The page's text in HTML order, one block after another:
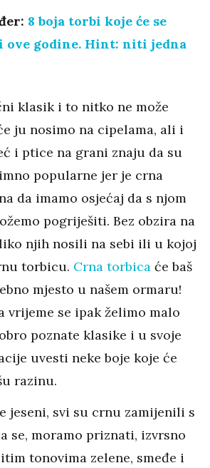
8 boja torbi koje će se
ove godine. Hint: niti jedna
klasik i to nitko ne može
ju nosimo na cipelama, ali i
i ptice na grani znaju da su
popularne jer je crna
da imamo osjećaj da s njom
pogriješiti. Bez obzira na
njih nosili na sebi ili u kojoj
torbicu. Crna torbica će baš
mjesto u našem ormaru!
vrijeme se ipak želimo malo
poznate klasike i u svoje
uvesti neke boje koje će
razinu.
jeseni, svi su crnu zamijenili s
se, moramo priznati, izvrsno
tonovima zelene, smeđe i